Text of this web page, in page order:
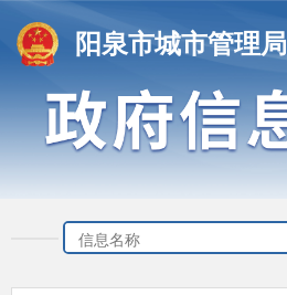
阳泉市城市管理局